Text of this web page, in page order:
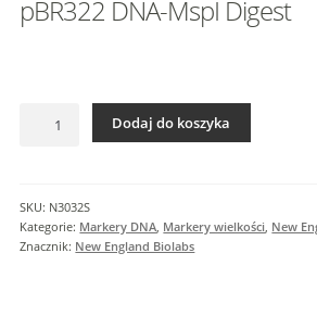
pBR322 DNA-MspI Digest
pBR322
Digest
Dodaj do koszyka
SKU: N3032S
Kategorie: Markery DNA Markery wielkości New
Znacznik: New England Biolabs